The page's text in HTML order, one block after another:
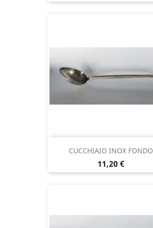
CUCCHIAIO INOX FONDO
Prezzo
11,20 €